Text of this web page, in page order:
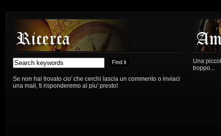
Se non hai trovato cio' che cerchi lascia un commento o inviaci
una mail, ti risponderemo al piu' presto!
Una
troppo...